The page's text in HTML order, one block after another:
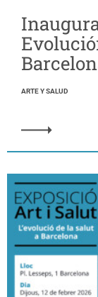
ARTE Y SALUD